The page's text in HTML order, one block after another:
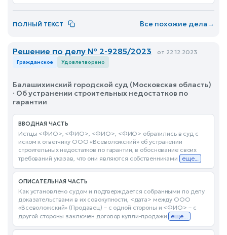
ПОЛНЫЙ ТЕКСТ Все похожие дела→
Решение по делу № 2-9285/2023 от 22.12.2023
Гражданское Удовлетворено
Балашихинский городской суд (Московская область)
· Об устранении строительных недостатков по
гарантии
ВВОДНАЯ ЧАСТЬ
Истцы <ФИО>, <ФИО>, <ФИО>, <ФИО> обратились в суд с
иском к ответчику ООО «Всеволожский» об устранении
строительных недостатков по гарантии, в обоснование своих
требований указав, что они являются собственниками
еще...
ОПИСАТЕЛЬНАЯ ЧАСТЬ
Как установлено судом и подтверждается собранными по делу
доказательствами в их совокупности, <дата> между ООО
«Всеволожский» (Продавец) – с одной стороны и <ФИО> – с
другой стороны заключен договор купли-продажи еще...